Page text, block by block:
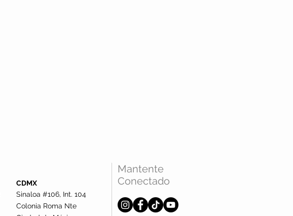
CDMX
Sinaloa #106, Int. 104
Colonia Roma Nte
Mantente
Conectado